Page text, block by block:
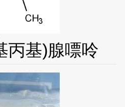
丙基)腺嘌呤